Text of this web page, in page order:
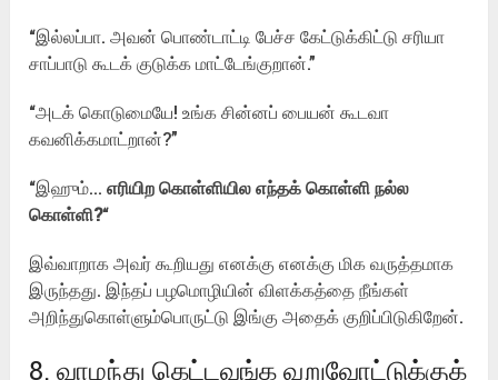
“இல்லப்பா. அவன் பொண்டாட்டி பேச்ச கேட்டுக்கிட்டு சரியா
சாப்பாடு கூடக் குடுக்க மாட்டேங்குறான்.”
“அடக் கொடுமையே! உங்க சின்னப் பையன் கூடவா
கவனிக்கமாட்றான்?”
“இஹும்…எரியிற கொள்ளியில எந்தக் கொள்ளி நல்ல
கொள்ளி?“
இவ்வாறாக அவர் கூறியது எனக்கு எனக்கு மிக வருத்தமாக
இருந்தது. இந்தப் பழமொழியின் விளக்கத்தை நீங்கள்
அறிந்துகொள்ளும்பொருட்டு இங்கு அதைக் குறிப்பிடுகிறேன்.
8. வாழந்து கெட்டவங்க வறுவோட்டுக்குக்